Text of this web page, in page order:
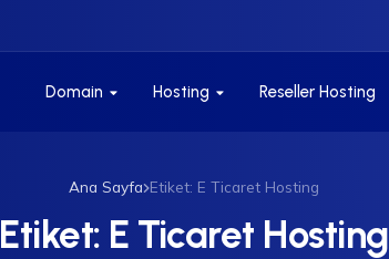
Domain Hosting Reseller Hosting
Ana Sayfa Etiket: E Ticaret Hosting
Etiket: E Ticaret Hosting